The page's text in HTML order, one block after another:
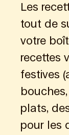
Les
tout de
votre
recettes
festives
plats,
pour les